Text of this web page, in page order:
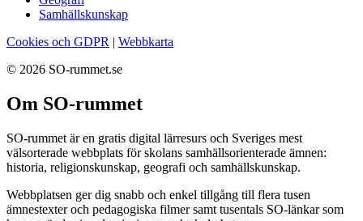
Samhällskunskap
Cookies och GDPR | Webbkarta
© 2026 SO-rummet.se
Om SO-rummet
SO-rummet är en gratis digital lärresurs och Sveriges mest
välsorterade webbplats för skolans samhällsorienterade ämnen:
historia, religionskunskap, geografi och samhällskunskap.
Webbplatsen ger dig snabb och enkel tillgång till flera tusen
ämnestexter och pedagogiska filmer samt tusentals SO-länkar som